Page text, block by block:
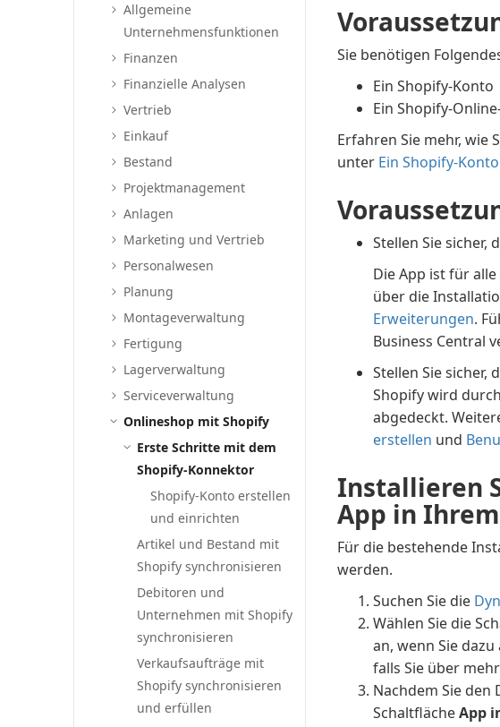
Allgemeine
Unternehmensfunktionen
Finanzen
Finanzielle Analysen
Vertrieb
Einkauf
Bestand
Projektmanagement
Anlagen
Marketing und Vertrieb
Personalwesen
Planung
Montageverwaltung
Fertigung
Lagerverwaltung
Serviceverwaltung
Onlineshop mit Shopify
Erste Schritte mit dem
Shopify-Konnektor
Shopify-Konto erstellen
und einrichten
Artikel und Bestand mit
Shopify synchronisieren
Debitoren und
Unternehmen mit Shopify
synchronisieren
Verkaufsaufträge mit
Shopify synchronisieren
und erfüllen
Sie benötigen
Ein Shopify-Konto
Ein Shopify-
Erfahren Sie mehr, wie
unter Ein Shopify-
Stellen Sie sicher,
Die App ist für
über die
Erweiterungen.
Business Central
Stellen Sie
Shopify wird
abgedeckt.
erstellen und
Installieren
App in
Für die bestehende
werden.
Suchen Sie die
Wählen Sie die
an, wenn Sie
falls Sie über
Nachdem Sie
SchaltflächeApp